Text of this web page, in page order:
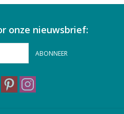
onze nieuwsbrief:
ABONNEER